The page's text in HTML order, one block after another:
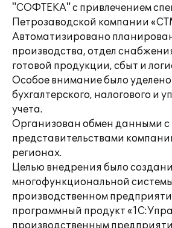
"СОФТЕКА" с привлечением
Петрозаводской компании
Автоматизировано
производства, отдел
готовой продукции, сбыт и
Особое внимание было
бухгалтерского, налогового и
учета.
Организован обмен данными с
представительствами
регионах.
Целью внедрения было
многофункциональной
производственном
программный продукт
производственным